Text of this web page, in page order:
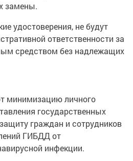
замены.
удостоверения, не будут
ответственности за
средством без надлежащих
минимизацию личного
государственных
граждан и сотрудников
ГИБДД от
инфекции.